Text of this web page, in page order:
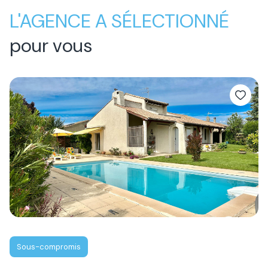
L'AGENCE A SÉLECTIONNÉ
pour vous
Sous-compromis